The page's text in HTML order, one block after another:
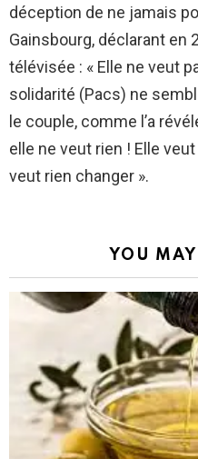
déception de ne jamais
Gainsbourg, déclarant en
télévisée : « Elle ne veut
solidarité (Pacs) ne
le couple, comme l’a
elle ne veut rien ! Elle
veut rien changer ».
YOU